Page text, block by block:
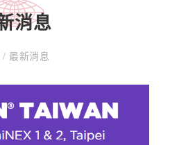
消息
/ 最新消息